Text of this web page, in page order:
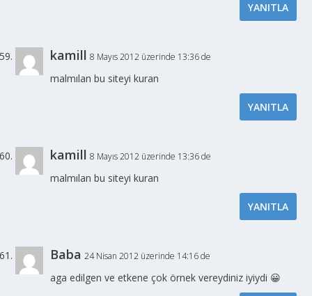
YANITLA
kamill 8 Mayıs 2012 üzerinde 13:36 de
malmılan bu siteyi kuran
YANITLA
kamill 8 Mayıs 2012 üzerinde 13:36 de
malmılan bu siteyi kuran
YANITLA
Baba 24 Nisan 2012 üzerinde 14:16 de
aga edilgen ve etkene çok örnek vereydiniz iyiydi 😀